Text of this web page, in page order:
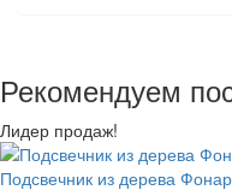
Рекомендуем
Лидер продаж!
Подсвечник из дерева